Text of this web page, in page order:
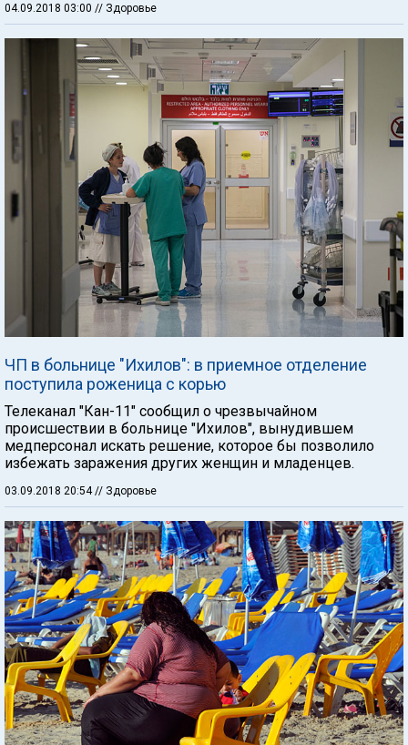
04.09.2018 03:00 // Здоровье
ЧП в больнице "Ихилов": в приемное отделение
поступила роженица с корью
Телеканал "Кан-11" сообщил о чрезвычайном
происшествии в больнице "Ихилов", вынудившем
медперсонал искать решение, которое бы позволило
избежать заражения других женщин и младенцев.
03.09.2018 20:54// Здоровье